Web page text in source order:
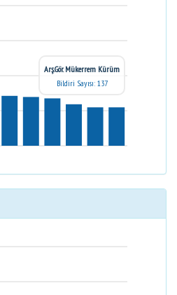
Arş.Gör. Mükerrem Kürüm
Bildiri Sayısı: 137